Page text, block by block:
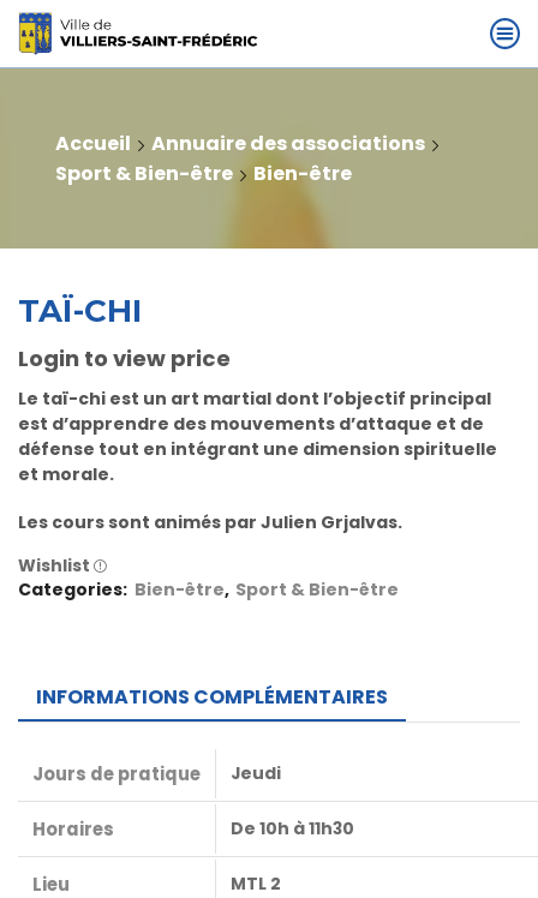
Accueil
Annuaire des associations
Sport & Bien-être
Bien-être
TAÏ-CHI
Login to view price
Le taï-chi est un art martial dont l’objectif principal
est d’apprendre des mouvements d’attaque et de
défense tout en intégrant une dimension spirituelle
et morale.
Les cours sont animés par Julien Grjalvas.
Wishlist
Categories: Bien-être, Sport & Bien-être
INFORMATIONS COMPLÉMENTAIRES
Jours de pratique Jeudi
Horaires De 10h à 11h30
Lieu MTL 2